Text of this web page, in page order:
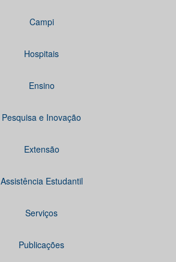
Campi
Hospitais
Ensino
Pesquisa e Inovação
Extensão
Assistência Estudantil
Serviços
Publicações